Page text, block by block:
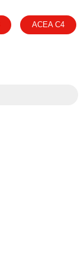
ACEA C4